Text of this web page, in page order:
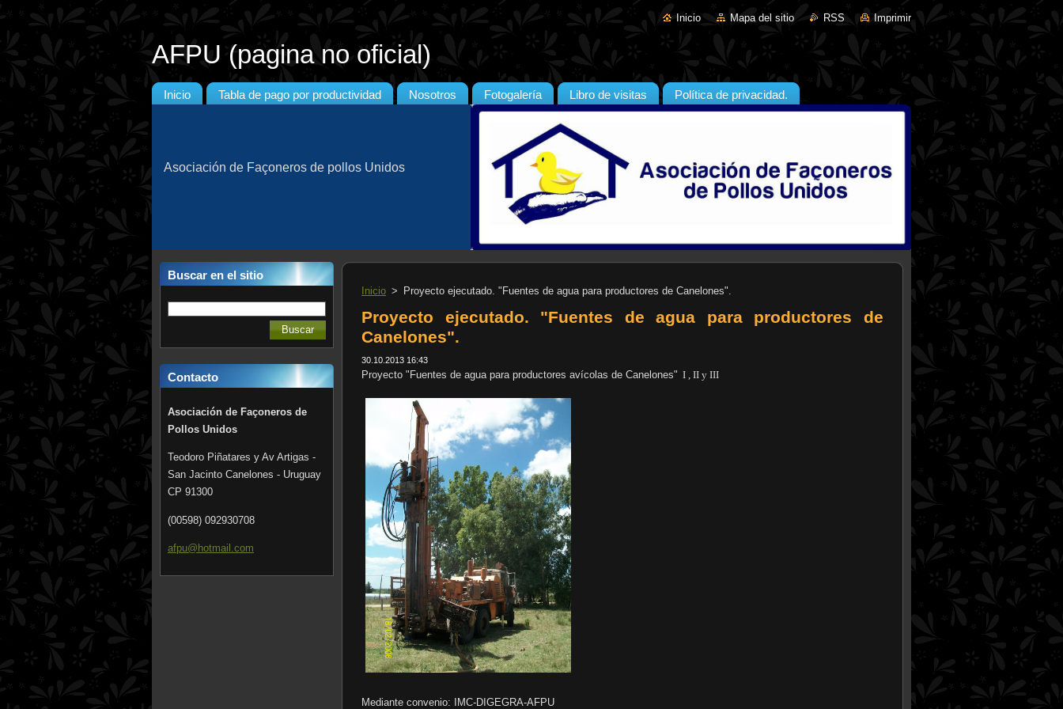
Inicio Mapa del sitio RSS Imprimir
AFPU (pagina no oficial)
Inicio Tabla de pago por productividad Nosotros Fotogalería Libro de visitas Política de privacidad.
Asociación de Façoneros de pollos Unidos
Buscar en el sitio
Contacto
Asociación de Façoneros de
Pollos Unidos
Teodoro Piñatares y Av Artigas -
San Jacinto Canelones - Uruguay
CP 91300
(00598) 092930708
afpu@hotmail.com
Inicio > Proyecto ejecutado. "Fuentes de agua para productores de Canelones".
Proyecto ejecutado. "Fuentes de agua para productores de
Canelones".
30.10.2013 16:43
Proyecto "Fuentes de agua para productores avícolas de Canelones" I , II y III
Mediante convenio: IMC-DIGEGRA-AFPU